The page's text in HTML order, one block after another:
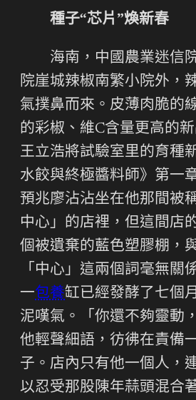
種子“芯片”煥新春
海南，中國農業迷信
院崖城辣椒南繁小院外，
氣撲鼻而來。皮薄肉脆的
的彩椒、維C含量更高的
王立浩將試驗室里的育種
水餃與終極醬料師》第一
預兆廖沾沾坐在他那間被
中心」的店裡，但這間店
個被遺棄的藍色塑膠棚，
「中心」這兩個詞毫無關
一包養缸已經發酵了七個
泥嘆氣。「你還不夠靈動
他輕聲細語，彷彿在責備
子。店內只有他一個人，
以忍受那股陳年蒜頭混合